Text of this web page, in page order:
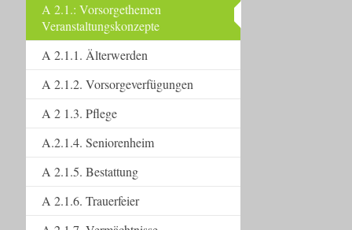
A 2.1.: Vorsorgethemen
Veranstaltungskonzepte
A 2.1.1. Älterwerden
A 2.1.2. Vorsorgeverfügungen
A 2 1.3. Pflege
A.2.1.4. Seniorenheim
A 2.1.5. Bestattung
A 2.1.6. Trauerfeier